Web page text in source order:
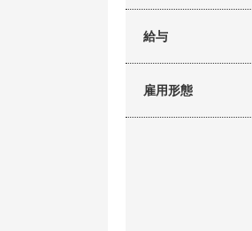
給与
雇用形態